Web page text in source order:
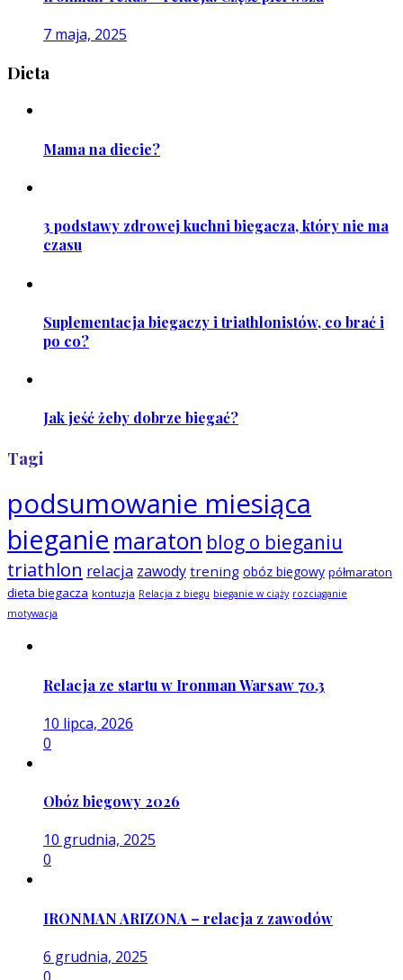
7 maja, 2025
Dieta
Mama na diecie?
3 podstawy zdrowej kuchni biegacza, który nie ma
czasu
Suplementacja biegaczy i triathlonistów, co brać i
po co?
Jak jeść żeby dobrze biegać?
Tagi
podsumowanie miesiąca
bieganie maraton blog o bieganiu
triathlon relacja zawody trening obóz biegowy półmaraton
dieta biegacza kontuzja Relacja z biegu bieganie w ciąży rozciąganie
motywacja
Relacja ze startu w Ironman Warsaw 70.3
10 lipca, 2026
0
Obóz biegowy 2026
10 grudnia, 2025
0
IRONMAN ARIZONA – relacja z zawodów
6 grudnia, 2025